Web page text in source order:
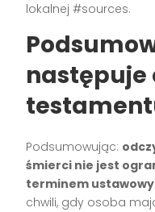
lokalnej #sources.
następuje
Podsumowując:
śmierci nie jest
terminem
chwili, gdy osoba